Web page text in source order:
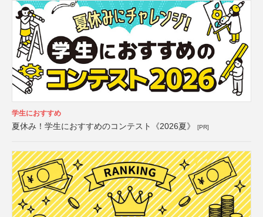
学生におすすめ
夏休み！学生におすすめのコンテスト《2026夏》 [PR]